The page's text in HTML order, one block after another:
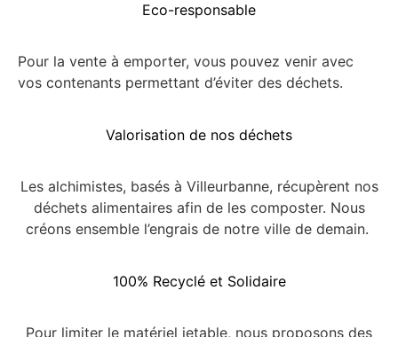
Eco-responsable
Pour la vente à emporter, vous pouvez venir avec
vos contenants permettant d’éviter des déchets.
Valorisation de nos déchets
Les alchimistes, basés à Villeurbanne, récupèrent nos
déchets alimentaires afin de les composter. Nous
créons ensemble l’engrais de notre ville de demain.
100% Recyclé et Solidaire
Pour limiter le matériel jetable, nous proposons des